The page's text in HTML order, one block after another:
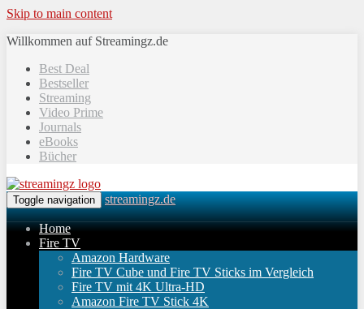
Skip to main content
Willkommen auf Streamingz.de
Best Deal
Bestseller
Streaming
Video Prime
Journals
eBooks
Bücher
Toggle navigation streamingz.de
Home
Fire TV
Amazon Hardware
Fire TV Cube und Fire TV Sticks im Vergleich
Fire TV mit 4K Ultra-HD
Amazon Fire TV Stick 4K